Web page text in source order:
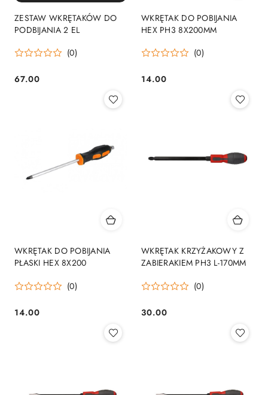
ZESTAW WKRĘTAKÓW DO
PODBIJANIA 2 EL
(0)
Cena:
67.00
WKRĘTAK DO POBIJANIA
HEX PH3 8X200MM
(0)
Cena:
14.00
WKRĘTAK DO POBIJANIA
PŁASKI HEX 8X200
(0)
Cena:
14.00
WKRĘTAK KRZYŻAKOWY Z
ZABIERAKIEM PH3 L-170MM
(0)
Cena:
30.00